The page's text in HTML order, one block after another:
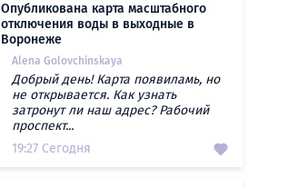
Опубликована карта масштабного
отключения воды в выходные в
Воронеже
Alena Golovchinskaya
Добрый день! Карта появиламь, но
не открывается. Как узнать
затронут ли наш адрес? Рабочий
проспект...
19:27 Сегодня